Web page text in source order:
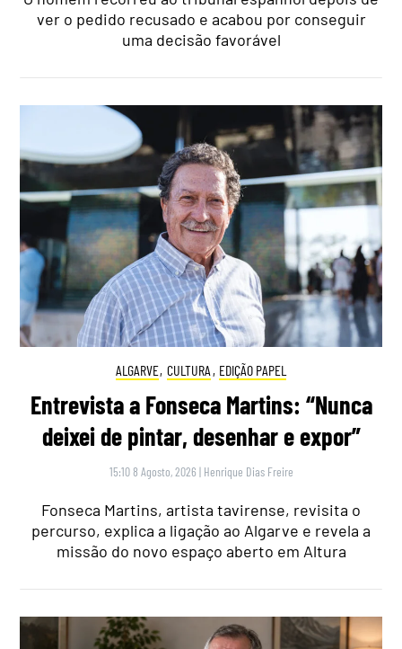
ver o pedido recusado e acabou por conseguir
uma decisão favorável
ALGARVE, CULTURA , EDIÇÃO PAPEL
Entrevista a Fonseca Martins: “Nunca
deixei de pintar, desenhar e expor”
15:10 8 Agosto, 2026 | Henrique Dias Freire
Fonseca Martins, artista tavirense, revisita o
percurso, explica a ligação ao Algarve e revela a
missão do novo espaço aberto em Altura